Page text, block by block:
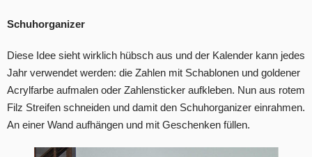
Schuhorganizer
Diese Idee sieht wirklich hübsch aus und der Kalender kann jedes
Jahr verwendet werden: die Zahlen mit Schablonen und goldener
Acrylfarbe aufmalen oder Zahlensticker aufkleben. Nun aus rotem
Filz Streifen schneiden und damit den Schuhorganizer einrahmen.
An einer Wand aufhängen und mit Geschenken füllen.